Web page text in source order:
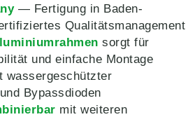
— Fertigung in Baden-
Qualitätsmanagement
sorgt für
und einfache Montage
wassergeschützter
Bypassdioden
mit weiteren